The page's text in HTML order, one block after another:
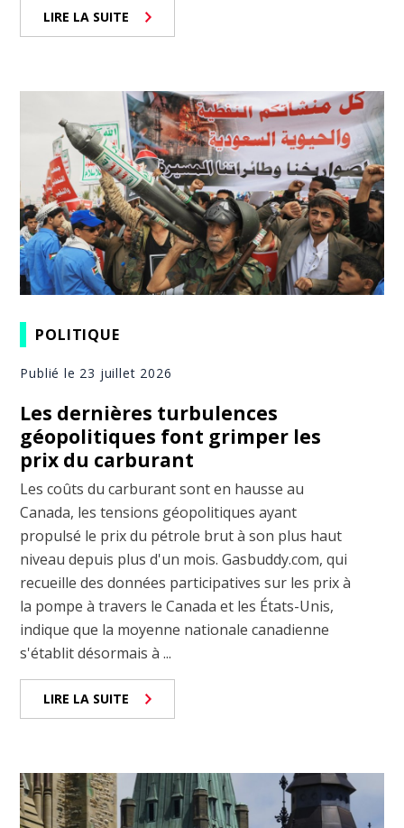
LIRE LA SUITE
POLITIQUE
Publié le 23 juillet 2026
Les dernières turbulences
géopolitiques font grimper les
prix du carburant
Les coûts du carburant sont en hausse au
Canada, les tensions géopolitiques ayant
propulsé le prix du pétrole brut à son plus haut
niveau depuis plus d'un mois. Gasbuddy.com, qui
recueille des données participatives sur les prix à
la pompe à travers le Canada et les États-Unis,
indique que la moyenne nationale canadienne
s'établit désormais à ...
LIRE LA SUITE